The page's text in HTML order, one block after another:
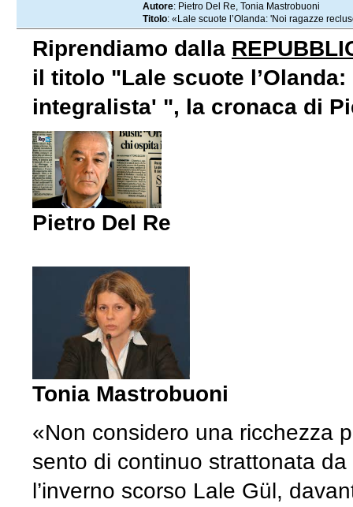
Autore: Pietro Del Re, Tonia Mastrobuoni
Titolo: «Lale scuote l’Olanda: 'Noi ragazze
Riprendiamo dalla
il titolo "Lale scuote
integralista' ", la cronaca di
Pietro Del Re
Tonia Mastrobuoni
«Non considero una ricchezza
sento di continuo strattonata
l’inverno scorso Lale Gül,